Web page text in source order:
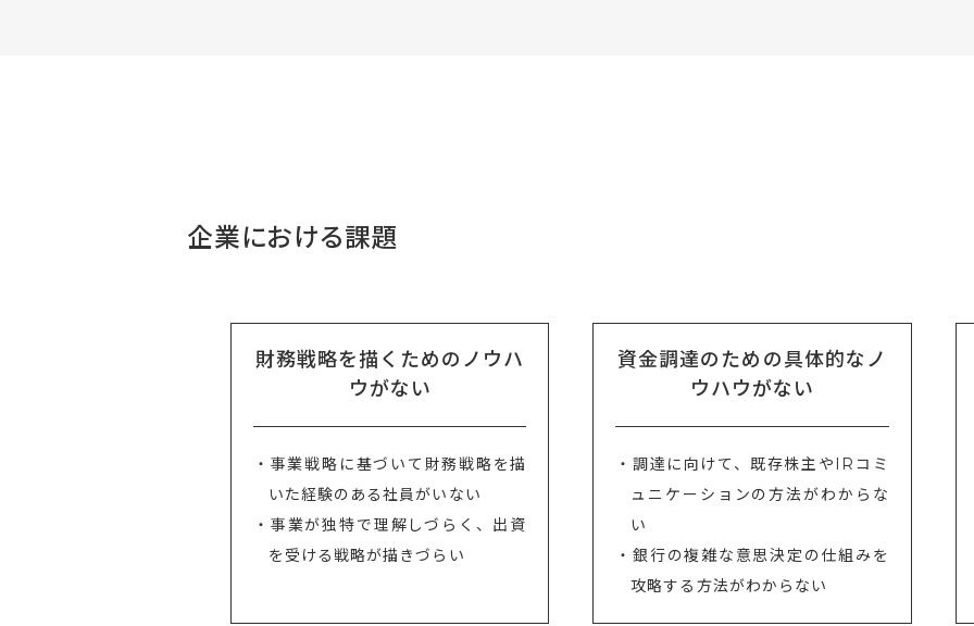
企業における課題
財務戦略を描くためのノウハ
ウがない
・事業戦略に基づいて財務戦略を描
いた経験のある社員がいない
・事業が独特で理解しづらく、出資
を受ける戦略が描きづらい
資金調達のための具体的なノ
ウハウがない
・調達に向けて、既存株主やIRコミ
ュニケーションの方法がわからな
い
・銀行の複雑な意思決定の仕組みを
攻略する方法がわからない